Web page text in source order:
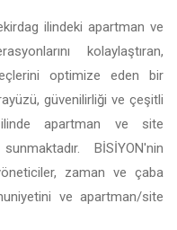
ilindeki apartman ve
kolaylaştıran,
optimize eden bir
güvenilirliği ve çeşitli
ilinde apartman ve site
BİSİYON'nin
zaman ve çaba
ve apartman/site